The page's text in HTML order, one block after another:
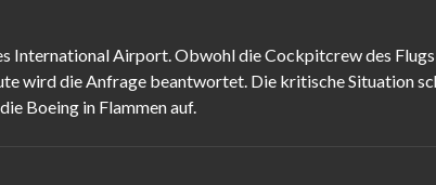
International Airport. Obwohl die Cockpitcrew des
wird die Anfrage beantwortet. Die kritische Situation
Boeing in Flammen auf.